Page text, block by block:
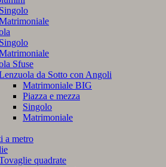
Singolo
Singolo
Sfuse
da Sotto con Angoli
Matrimoniale BIG
Piazza e mezza
Singolo
Matrimoniale
a metro
quadrate